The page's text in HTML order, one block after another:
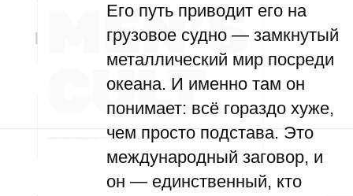
Его путь приводит его на
грузовое судно — замкнутый
металлический мир посреди
океана. И именно там он
понимает: всё гораздо хуже,
чем просто подстава. Это
международный заговор, и
он — единственный, кто